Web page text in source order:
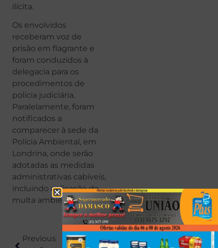
ilícita.
Os envolvidos
receberam voz de
prisão em flagrante e
foram conduzidos à
delegacia para os
procedimentos de
polícia judiciária.
Paralelamente, foram
notificados a
comparecer à sede da
Polícia Ambiental, em
Londrina, onde serão
adotadas as medidas
administrativas cabíveis,
incluindo aplicação de
multa ambiental.
Previous Next